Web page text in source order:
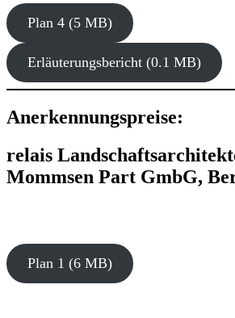
Plan 4 (5 MB)
Erläuterungsbericht (0.1 MB)
Anerkennungspreise:
relais
Mommsen Part GmbG,
Plan 1 (6 MB)